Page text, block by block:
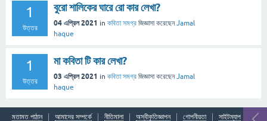
1
উত্তর
বুরো শালিকের ঘারে রো কার লেখা?
04 এপ্রিল 2021 in কবিতা সমগ্র জিজ্ঞাসা করেছেনJamal
haque
1
উত্তর
মা কবিতা টি কার লেখা?
03 এপ্রিল 2021 in কবিতা সমগ্র জিজ্ঞাসা করেছেনJamal
haque
মতামত পাঠান আমাদের সম্পর্কে নীতিমালা অস্বীকৃতিজ্ঞাপন গোপনীয়তা সাইটম্যাপ